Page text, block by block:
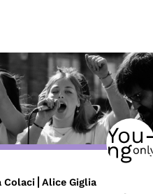
Colaci Alice Giglia